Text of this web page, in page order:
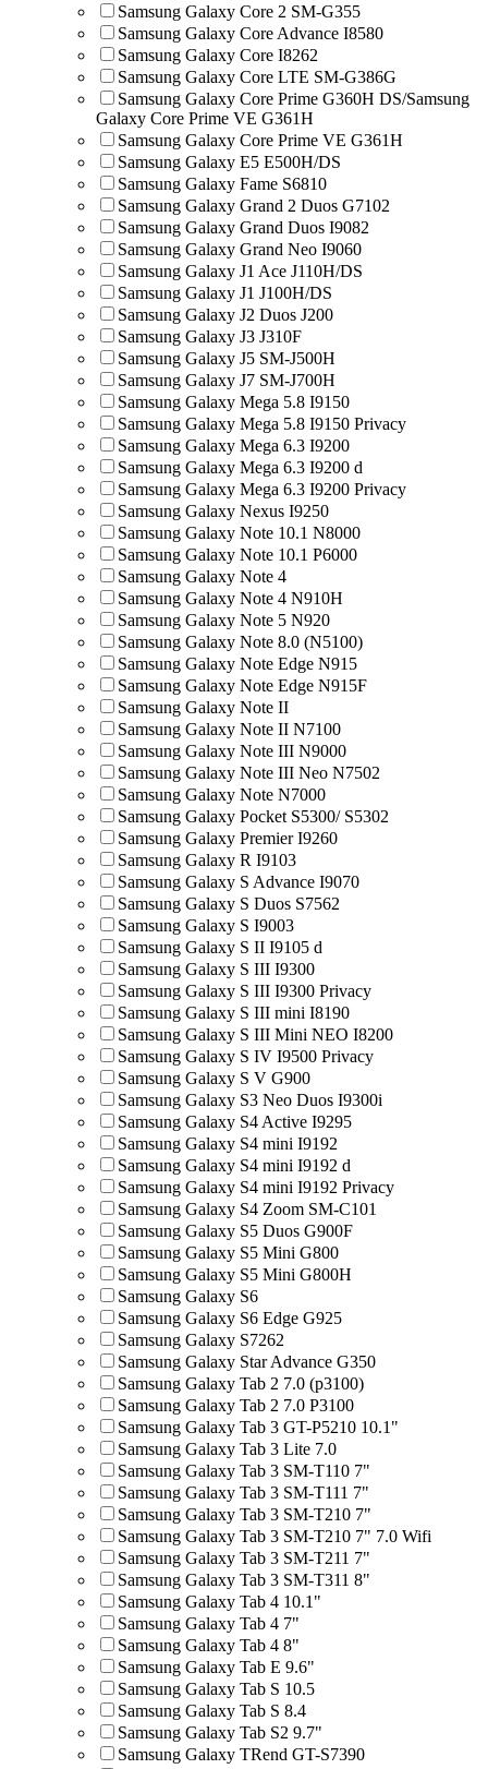
Samsung Galaxy Core 2 SM-G355
Samsung Galaxy Core Advance I8580
Samsung Galaxy Core I8262
Samsung Galaxy Core LTE SM-G386G
Samsung Galaxy Core Prime G360H DS/Samsung
Galaxy Core Prime VE G361H
Samsung Galaxy Core Prime VE G361H
Samsung Galaxy E5 E500H/DS
Samsung Galaxy Fame S6810
Samsung Galaxy Grand 2 Duos G7102
Samsung Galaxy Grand Duos I9082
Samsung Galaxy Grand Neo I9060
Samsung Galaxy J1 Ace J110H/DS
Samsung Galaxy J1 J100H/DS
Samsung Galaxy J2 Duos J200
Samsung Galaxy J3 J310F
Samsung Galaxy J5 SM-J500H
Samsung Galaxy J7 SM-J700H
Samsung Galaxy Mega 5.8 I9150
Samsung Galaxy Mega 5.8 I9150 Privacy
Samsung Galaxy Mega 6.3 I9200
Samsung Galaxy Mega 6.3 I9200 d
Samsung Galaxy Mega 6.3 I9200 Privacy
Samsung Galaxy Nexus I9250
Samsung Galaxy Note 10.1 N8000
Samsung Galaxy Note 10.1 P6000
Samsung Galaxy Note 4
Samsung Galaxy Note 4 N910H
Samsung Galaxy Note 5 N920
Samsung Galaxy Note 8.0 (N5100)
Samsung Galaxy Note Edge N915
Samsung Galaxy Note Edge N915F
Samsung Galaxy Note II
Samsung Galaxy Note II N7100
Samsung Galaxy Note III N9000
Samsung Galaxy Note III Neo N7502
Samsung Galaxy Note N7000
Samsung Galaxy Pocket S5300/ S5302
Samsung Galaxy Premier I9260
Samsung Galaxy R I9103
Samsung Galaxy S Advance I9070
Samsung Galaxy S Duos S7562
Samsung Galaxy S I9003
Samsung Galaxy S II I9105 d
Samsung Galaxy S III I9300
Samsung Galaxy S III I9300 Privacy
Samsung Galaxy S III mini I8190
Samsung Galaxy S III Mini NEO I8200
Samsung Galaxy S IV I9500 Privacy
Samsung Galaxy S V G900
Samsung Galaxy S3 Neo Duos I9300i
Samsung Galaxy S4 Active I9295
Samsung Galaxy S4 mini I9192
Samsung Galaxy S4 mini I9192 d
Samsung Galaxy S4 mini I9192 Privacy
Samsung Galaxy S4 Zoom SM-C101
Samsung Galaxy S5 Duos G900F
Samsung Galaxy S5 Mini G800
Samsung Galaxy S5 Mini G800H
Samsung Galaxy S6
Samsung Galaxy S6 Edge G925
Samsung Galaxy S7262
Samsung Galaxy Star Advance G350
Samsung Galaxy Tab 2 7.0 (p3100)
Samsung Galaxy Tab 2 7.0 P3100
Samsung Galaxy Tab 3 GT-P5210 10.1"
Samsung Galaxy Tab 3 Lite 7.0
Samsung Galaxy Tab 3 SM-T110 7"
Samsung Galaxy Tab 3 SM-T111 7"
Samsung Galaxy Tab 3 SM-T210 7"
Samsung Galaxy Tab 3 SM-T210 7" 7.0 Wifi
Samsung Galaxy Tab 3 SM-T211 7"
Samsung Galaxy Tab 3 SM-T311 8"
Samsung Galaxy Tab 4 10.1"
Samsung Galaxy Tab 4 7"
Samsung Galaxy Tab 4 8"
Samsung Galaxy Tab E 9.6"
Samsung Galaxy Tab S 10.5
Samsung Galaxy Tab S 8.4
Samsung Galaxy Tab S2 9.7"
Samsung Galaxy TRend GT-S7390